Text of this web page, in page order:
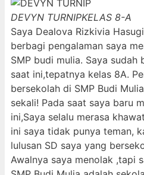
DEVYN TURNIPKELAS 8-A
Saya Dealova Rizkivia
berbagi pengalaman saya
SMP budi mulia. Saya sudah
saat ini,tepatnya kelas 8A.
bersekolah di SMP Budi
sekali! Pada saat saya baru
ini,Saya selalu merasa
ini saya tidak punya teman,
lulusan SD saya yang
Awalnya saya menolak ,tapi